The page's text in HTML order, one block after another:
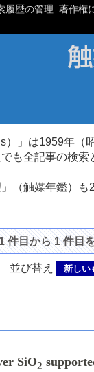
履歴の管理 著作権
）」は1959年（
も全記事の検
（触媒年鑑）
件目から 1 件目
び替え 新しい
SiO2